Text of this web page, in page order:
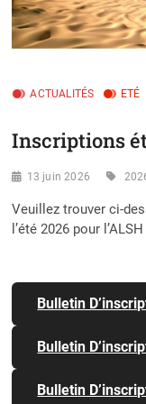
ACTUALITÉS ETÉ
Inscriptions
13 juin 2026
Veuillez trouver ci-
l’été 2026 pour
Bulletin
Bulletin
Bulletin